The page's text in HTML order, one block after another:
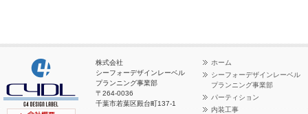
株式会社
シーフォーデザインレーベル
プランニング事業部
〒264-0036
千葉市若葉区殿台町137-1
ホーム
シーフォーデザインレーベル
プランニング事業部
パーティション
内装工事